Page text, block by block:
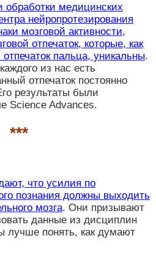
медицинских
нейропротезирования
мозговой активности,
отпечаток, которые, как
пальца, уникальны.
из нас есть
отпечаток постоянно
результаты были
Science Advances.
***
что усилия по
познания должны выходить
мозга. Они призывают
данные из дисциплин
лучше понять, как думают